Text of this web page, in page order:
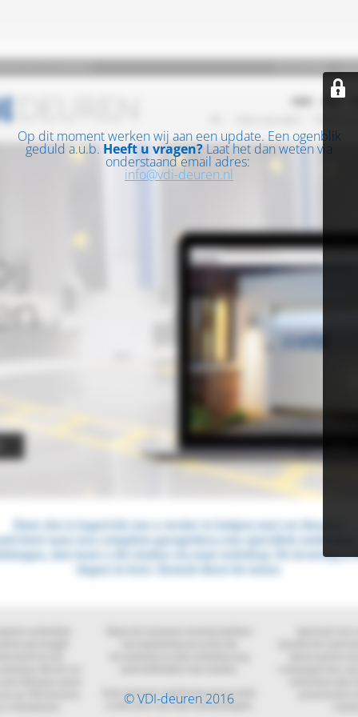
Op dit moment werken wij aan een update. Een ogenblik
geduld a.u.b. Heeft u vragen? Laat het dan weten via
onderstaand email adres:
info@vdi-deuren.nl
© VDI-deuren 2016